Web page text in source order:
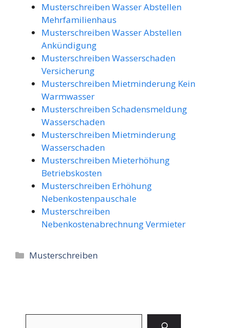
Musterschreiben Wasser Abstellen
Mehrfamilienhaus
Musterschreiben Wasser Abstellen
Ankündigung
Musterschreiben Wasserschaden
Versicherung
Musterschreiben Mietminderung Kein
Warmwasser
Musterschreiben Schadensmeldung
Wasserschaden
Musterschreiben Mietminderung
Wasserschaden
Musterschreiben Mieterhöhung
Betriebskosten
Musterschreiben Erhöhung
Nebenkostenpauschale
Musterschreiben
Nebenkostenabrechnung Vermieter
Kategorien
Musterschreiben